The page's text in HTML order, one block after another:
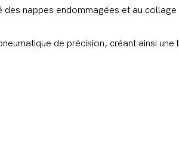
nappes endommagées et au collage
de précision, créant ainsi une